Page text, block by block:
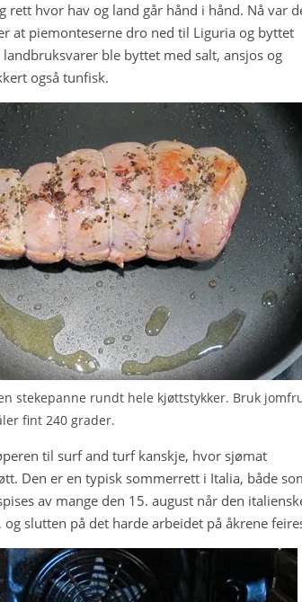
rett hvor hav og land går hånd i hånd. Nå var
at piemonteserne dro ned til Liguria og byttet
ble byttet med salt, ansjos og
også tunfisk.
stekepanne rundt hele kjøttstykker. Bruk
fint 240 grader.
til surf and turf kanskje, hvor sjømat
Den er en typisk sommerrett i Italia, både
av mange den 15. august når den
slutten på det harde arbeidet på åkrene